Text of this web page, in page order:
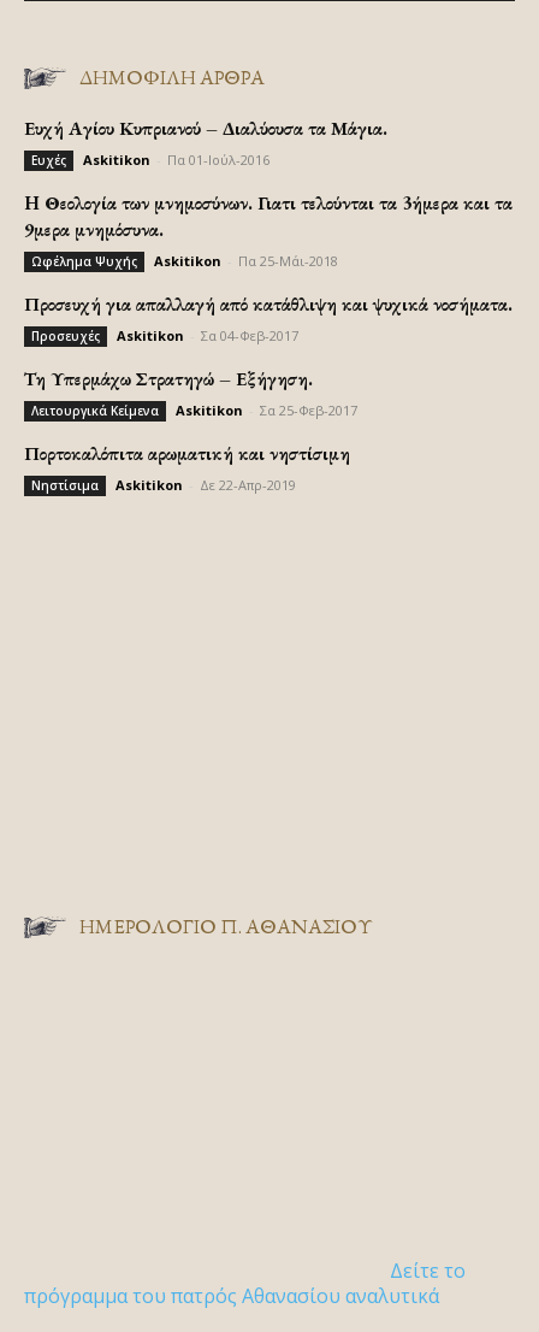
ΔΗΜΟΦΙΛΗ ΑΡΘΡΑ
Ευχή Αγίου Κυπριανού – Διαλύουσα τα Μάγια.
Ευχές Askitikon Πα 01-Ιούλ-2016
H Θεολογία των μνημοσύνων. Γιατι τελούνται τα 3ήμερα και τα
9μερα μνημόσυνα.
Ωφέλημα Ψυχής Askitikon Πα 25-Μάι-2018
Προσευχή για απαλλαγή από κατάθλιψη και ψυχικά νοσήματα.
Προσευχές Askitikon Σα 04-Φεβ-2017
Τη Υπερμάχω Στρατηγώ – Εξήγηση.
Λειτουργικά Κείμενα Askitikon Σα 25-Φεβ-2017
Πορτοκαλόπιτα αρωματική και νηστίσιμη
Νηστίσιμα Askitikon Δε 22-Απρ-2019
ΗΜΕΡΟΛΟΓΙΟ Π. ΑΘΑΝΑΣΙΟΥ
Δείτε το
πρόγραμμα του πατρός Αθανασίου αναλυτικά